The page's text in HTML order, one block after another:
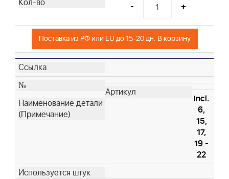
- +
Поставка из РФ или EU до 15-20 дн. В корзину
Incl.
6,
15,
17,
19 -
22